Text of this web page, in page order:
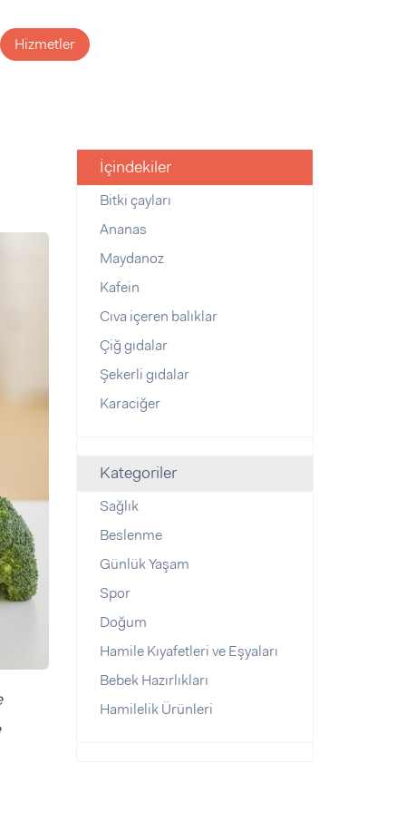
Hizmetler
İçindekiler
Bitki çayları
Ananas
Maydanoz
Kafein
Cıva içeren balıklar
Çiğ gıdalar
Şekerli gıdalar
Karaciğer
Kategoriler
Sağlık
Beslenme
Günlük Yaşam
Spor
Doğum
Hamile Kıyafetleri ve Eşyaları
Bebek Hazırlıkları
Hamilelik Ürünleri